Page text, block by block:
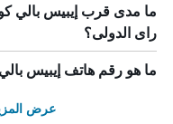
ما مدى قرب إيبيس بالي
راى الدولى؟
ما هو رقم هاتف إيبيس
عرض